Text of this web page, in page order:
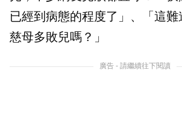
已經到病態的程度了」、「這難
慈母多敗兒嗎？」
廣告 - 請繼續往下閱讀